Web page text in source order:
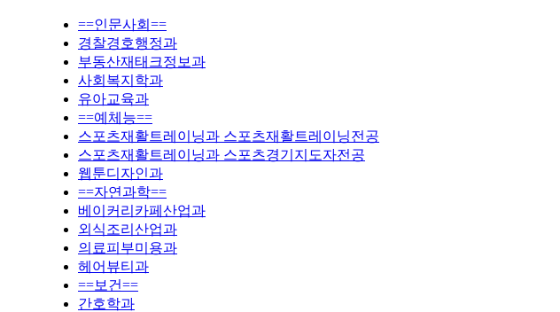
==인문사회==
경찰경호행정과
부동산재태크정보과
사회복지학과
유아교육과
==예체능==
스포츠재활트레이닝과 스포츠재활트레이닝전공
스포츠재활트레이닝과 스포츠경기지도자전공
웹툰디자인과
==자연과학==
베이커리카페산업과
외식조리산업과
의료피부미용과
헤어뷰티과
==보건==
간호학과